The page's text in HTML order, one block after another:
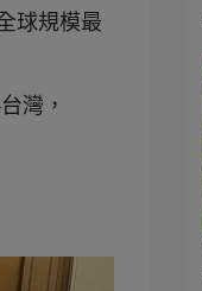
球規模最
灣，